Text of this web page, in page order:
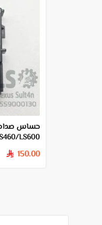
حساس
LS600
150.00
§